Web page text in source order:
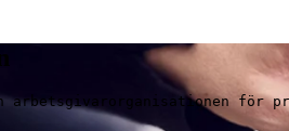
arbetsgivarorganisationen för